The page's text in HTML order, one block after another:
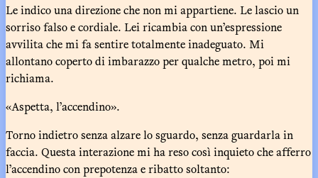
Le indico una direzione che non mi appartiene. Le lascio un
sorriso falso e cordiale. Lei ricambia con un’espressione
avvilita che mi fa sentire totalmente inadeguato. Mi
allontano coperto di imbarazzo per qualche metro, poi mi
richiama.
«Aspetta, l’accendino».
Torno indietro senza alzare lo sguardo, senza guardarla in
faccia. Questa interazione mi ha reso così inquieto che afferro
l’accendino con prepotenza e ribatto soltanto: